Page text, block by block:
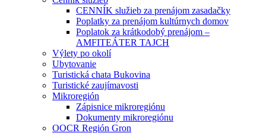
CENNÍK služieb za prenájom zasadačky
Poplatky za prenájom kultúrnych domov
Poplatok za krátkodobý prenájom –
AMFITEÁTER TAJCH
Výlety po okolí
Ubytovanie
Turistická chata Bukovina
Turistické zaujímavosti
Mikroregión
Zápisnice mikroregiónu
Dokumenty mikroregiónu
OOCR Región Gron